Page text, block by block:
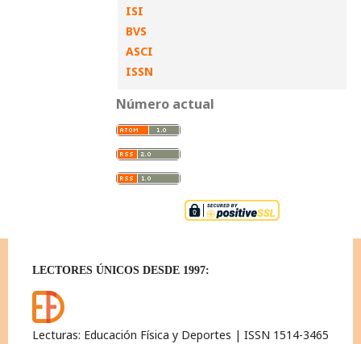
ISI
BVS
ASCI
ISSN
Número actual
LECTORES ÚNICOS DESDE 1997:
Lecturas: Educación Física y Deportes | ISSN 1514-3465